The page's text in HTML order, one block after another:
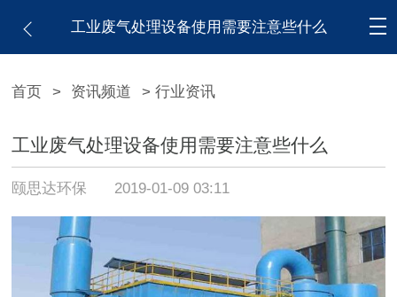
工业废气处理设备使用需要注意些什么
首页 > 资讯频道 > 行业资讯
工业废气处理设备使用需要注意些什么
颐思达环保 2019-01-09 03:11